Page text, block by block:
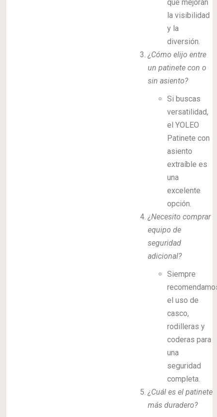
que mejoran
la visibilidad
y la
diversión.
¿Cómo elijo entre
un patinete con o
sin asiento?
Si buscas
versatilidad,
el YOLEO
Patinete con
asiento
extraíble es
una
excelente
opción.
¿Necesito comprar
equipo de
seguridad
adicional?
Siempre
el uso de
casco,
rodilleras y
coderas para
una
seguridad
completa.
¿Cuál es el patinete
más duradero?